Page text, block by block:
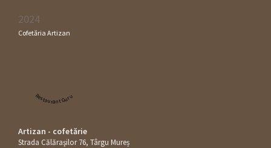
2024
Cofetăria Artizan
Restaurant Guru
Artizan - cofetărie
Strada Călăraşilor 76, Târgu Mureș